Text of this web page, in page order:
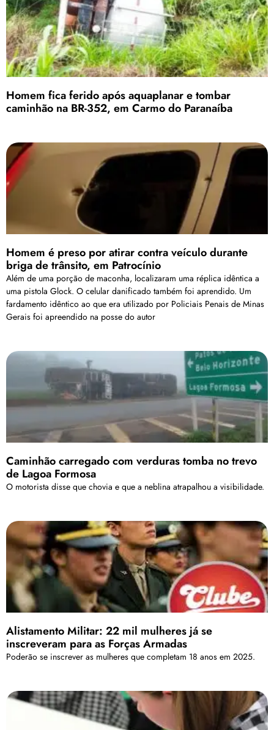
Homem fica ferido após aquaplanar e tombar
caminhão na BR-352, em Carmo do Paranaíba
Homem é preso por atirar contra veículo durante
briga de trânsito, em Patrocínio
Além de uma porção de maconha, localizaram uma réplica idêntica a
uma pistola Glock. O celular danificado também foi aprendido. Um
fardamento idêntico ao que era utilizado por Policiais Penais de Minas
Gerais foi apreendido na posse do autor
Caminhão carregado com verduras tomba no trevo
de Lagoa Formosa
O motorista disse que chovia e que a neblina atrapalhou a visibilidade.
Alistamento Militar: 22 mil mulheres já se
inscreveram para as Forças Armadas
Poderão se inscrever as mulheres que completam 18 anos em 2025.